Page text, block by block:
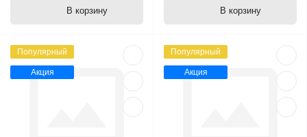
В корзину В корзину
Популярный
Акция
Популярный
Акция